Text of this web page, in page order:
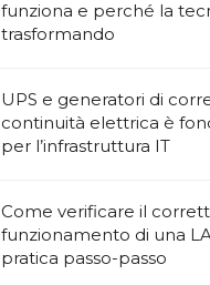
funziona e perché la
trasformando
UPS e generatori di
continuità elettrica è
per l’infrastruttura IT
Come verificare il
funzionamento di una
pratica passo-passo